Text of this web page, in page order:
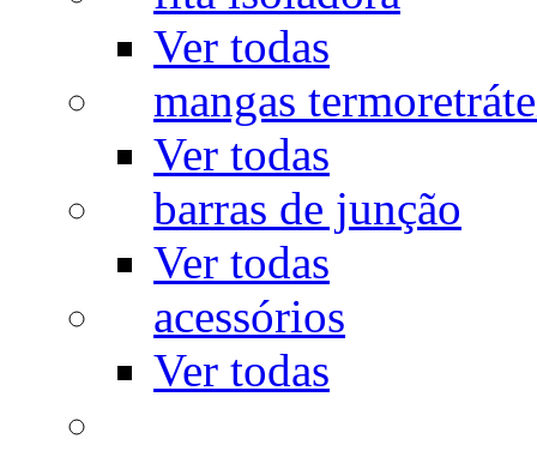
Ver todas
mangas
Ver todas
barras de junção
Ver todas
acessórios
Ver todas